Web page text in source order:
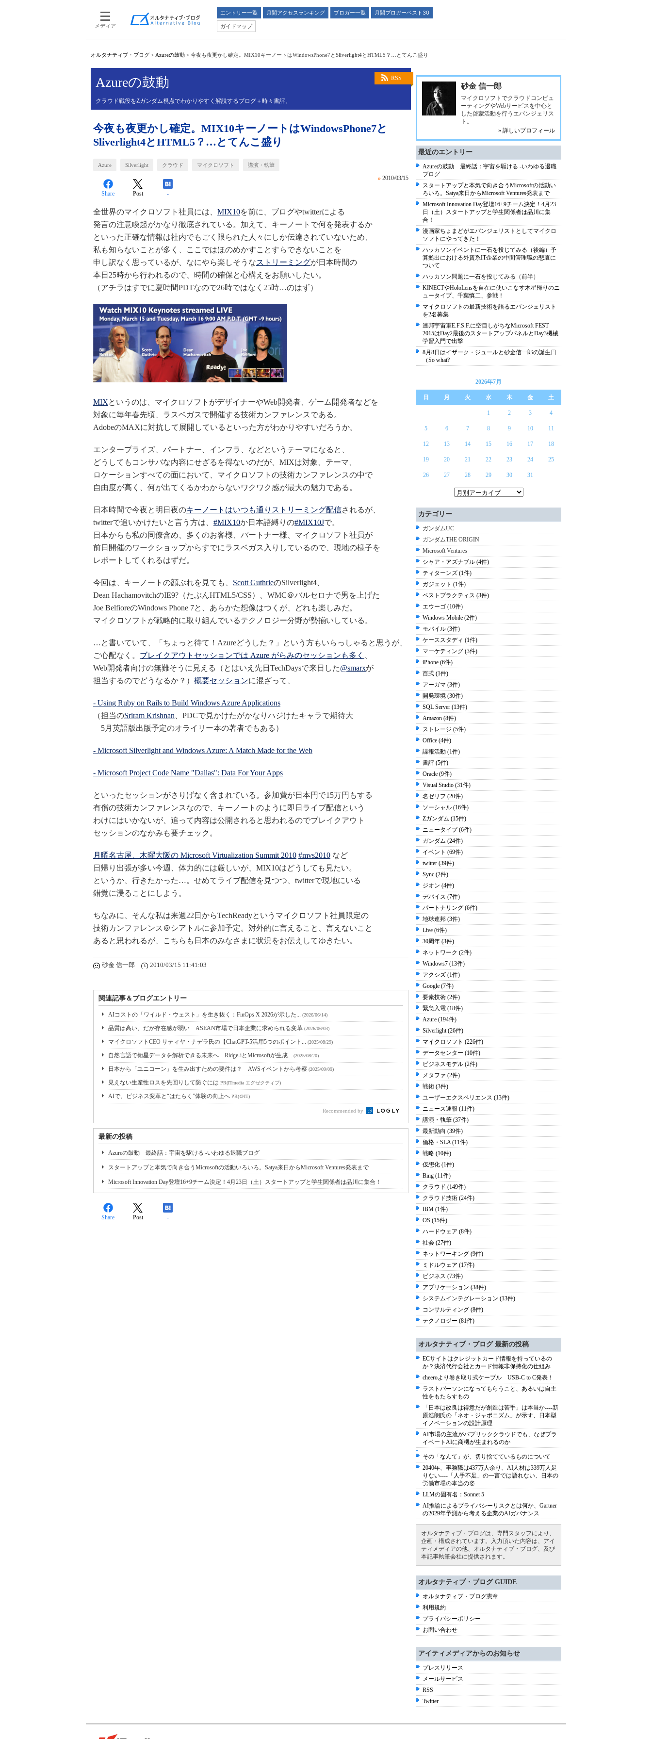
メディア
エントリー一覧 月間アクセスランキング ブロガー一覧
月間ブロガーベスト30
ガイドマップ
オルタナティブ・ブログ > Azureの鼓動 > 今夜も夜更かし確定。MIX10キーノートはWindowsPhone7とSliverlight4とHTML5？…とてんこ盛り
RSS
Azureの鼓動
クラウド戦役をZガンダム視点でわかりやすく解説するブログ＋時々書評。
今夜も夜更かし確定。MIX10キーノートはWindowsPhone7と
Sliverlight4とHTML5？…とてんこ盛り
Azure Silverlight クラウド マイクロソフト 講演・執筆
» 2010/03/15
Share Post -
全世界のマイクロソフト社員には、 MIX10を前に、ブログやtwitterによる
発言の注意喚起がかなり徹底されている。加えて、キーノートで何を発表するか
といった正確な情報は社内でもごく限られた人々にしか伝達されていないため、
私も知らないことが多く、ここではほのめかすことすらできないことを
申し訳なく思っているが、なにやら楽しそうなストリーミングが日本時間の
本日25時から行われるので、時間の確保と心構えをお願いしたい。
（アチラはすでに夏時間PDTなので26時ではなく25時…のはず）
MIXというのは、マイクロソフトがデザイナーやWeb開発者、ゲーム開発者などを
対象に毎年春先頃、ラスベガスで開催する技術カンファレンスである。
AdobeのMAXに対抗して展開しているといった方がわかりやすいだろうか。
エンタープライズ、パートナー、インフラ、などというテーマになると、
どうしてもコンサバな内容にせざるを得ないのだが、MIXは対象、テーマ、
ロケーションすべての面において、マイクロソフトの技術カンファレンスの中で
自由度が高く、何が出てくるかわからないワクワク感が最大の魅力である。
日本時間で今夜と明日夜のキーノートはいつも通りストリーミング配信されるが、
twitterで追いかけたいと言う方は、 #MIX10か日本語縛りの#MIX10Jで。
日本からも私の同僚含め、多くのお客様、パートナー様、マイクロソフト社員が
前日開催のワークショップからすでにラスベガス入りしているので、現地の様子を
レポートしてくれるはずだ。
今回は、キーノートの顔ぶれを見ても、 Scott GuthrieのSilverlight4、
Dean HachamovitchのIE9?（たぶんHTML5/CSS）、WMC＠バルセロナで男を上げた
Joe BelfioreのWindows Phone 7と、あらかた想像はつくが、どれも楽しみだ。
マイクロソフトが戦略的に取り組んでいるテクノロジー分野が勢揃いしている。
…と書いていて、「ちょっと待て！Azureどうした？」という方もいらっしゃると思うが、
ご心配なく。 ブレイクアウトセッションでは Azure がらみのセッションも多く
Web開発者向けの無難そうに見える（とはいえ先日TechDaysで来日した@smarxが
担当するのでどうなるか？） 概要セッションに混ざって、
- Using Ruby on Rails to Build Windows Azure Applications
（担当のSriram Krishnan 、PDCで見かけたがかなりハジけたキャラで期待大
5月英語版出版予定のオライリー本の著者でもある）
- Microsoft Silverlight and Windows Azure: A Match Made for the Web
- Microsoft Project Code Name "Dallas": Data For Your Apps
といったセッションがさりげなく含まれている。参加費が日本円で15万円もする
有償の技術カンファレンスなので、キーノートのように即日ライブ配信という
わけにはいかないが、追って内容は公開されると思われるのでブレイクアウト
セッションのなかみも要チェック。
月曜名古屋、木曜大阪の Microsoft Virtualization Summit 2010 #mvs2010 など
日帰り出張が多い今週、体力的には厳しいが、MIX10はどうしても見たい。
というか、行きたかった…。せめてライブ配信を見つつ、twitterで現地にいる
錯覚に浸ることにしよう。
ちなみに、そんな私は来週22日からTechReadyというマイクロソフト社員限定の
技術カンファレンス＠シアトルに参加予定。対外的に言えること、言えないこと
あると思われるが、こちらも日本のみなさまに状況をお伝えしてゆきたい。
砂金 信一郎 2010/03/15 11:41:03
関連記事＆ブログエントリー
AIコストの「ワイルド・ウェスト」を生き抜く：FinOps X 2026が示した... (2026/06/14)
品質は高い、だが存在感が弱い ASEAN市場で日本企業に求められる変革 (2026/06/03)
マイクロソフトCEO サティヤ・ナデラ氏の【ChatGPT-5活用5つのポイント... (2025/08/29)
自然言語で衛星データを解析できる未来へ Ridge-iとMicrosoftが生成... (2025/08/20)
日本から「ユニコーン」を生み出すための要件は？ AWSイベントから考察 (2025/09/09)
見えない生産性ロスを先回りして防ぐには PR(ITmedia エグゼクティブ)
AIで、ビジネス変革と“はたらく”体験の向上へ PR(＠IT)
Recommended by
最新の投稿
Azureの鼓動 最終話：宇宙を駆ける -いわゆる退職ブログ
スタートアップと本気で向き合うMicrosoftの活動いろいろ。Satya来日からMicrosoft Ventures発表まで
Microsoft Innovation Day登壇16+9チーム決定！4月23日（土）スタートアップと学生関係者は品川に集合！
Share Post -
砂金 信一郎
マイクロソフトでクラウドコンピュ
ーティングやWebサービスを中心と
した啓蒙活動を行うエバンジェリス
ト。
» 詳しいプロフィール
最近のエントリー
Azureの鼓動 最終話：宇宙を駆ける -いわゆる退職
ブログ
スタートアップと本気で向き合うMicrosoftの活動い
ろいろ。Satya来日からMicrosoft Ventures発表まで
Microsoft Innovation Day登壇16+9チーム決定！4月23
日（土）スタートアップと学生関係者は品川に集
合！
漫画家ちょまどがエバンジェリストとしてマイクロ
ソフトにやってきた！
ハッカソンイベントに一石を投じてみる（後編）予
算拠出における外資系IT企業の中間管理職の悲哀に
ついて
ハッカソン問題に一石を投じてみる（前半）
KINECTやHoloLensを自在に使いこなす木星帰りのニ
ュータイプ、千葉慎二、参戦！
マイクロソフトの最新技術を語るエバンジェリスト
を2名募集
連邦宇宙軍E.F.S.F.に空目しがちなMicrosoft FEST
2015はDay2最後のスタートアップパネルとDay3機械
学習入門で出撃
8月8日はイザーク・ジュールと砂金信一郎の誕生日
（So what?
2026年7月
日 月 火 水 木 金 土
1 2 3 4
5 6 7 8 9 10 11
12 13 14 15 16 17 18
19 20 21 22 23 24 25
26 27 28 29 30 31
カテゴリー
ガンダムUC
ガンダムTHE ORIGIN
Microsoft Ventures
シャア・アズナブル (4件)
ティターンズ (1件)
ガジェット (1件)
ベストプラクティス (3件)
エウーゴ (10件)
Windows Mobile (2件)
モバイル (3件)
ケーススタディ (1件)
マーケティング (3件)
iPhone (6件)
百式 (1件)
アーガマ (3件)
開発環境 (30件)
SQL Server (13件)
Amazon (8件)
ストレージ (5件)
Office (4件)
諜報活動 (1件)
書評 (5件)
Oracle (9件)
Visual Studio (31件)
名ゼリフ (20件)
ソーシャル (16件)
Zガンダム (15件)
ニュータイプ (6件)
ガンダム (24件)
イベント (69件)
twitter (39件)
Sync (2件)
ジオン (4件)
デバイス (7件)
パートナリング (6件)
地球連邦 (3件)
Live (6件)
30周年 (3件)
ネットワーク (2件)
Windows7 (13件)
アクシズ (1件)
Google (7件)
要素技術 (2件)
緊急入電 (18件)
Azure (194件)
Silverlight (26件)
マイクロソフト (226件)
データセンター (10件)
ビジネスモデル (2件)
メタファ (2件)
戦術 (3件)
ユーザーエクスペリエンス (13件)
ニュース速報 (11件)
講演・執筆 (37件)
最新動向 (39件)
価格・SLA (11件)
戦略 (10件)
仮想化 (1件)
Bing (11件)
クラウド (149件)
クラウド技術 (24件)
IBM (1件)
OS (15件)
ハードウェア (8件)
社会 (27件)
ネットワーキング (9件)
ミドルウェア (17件)
ビジネス (73件)
アプリケーション (38件)
システムインテグレーション (13件)
コンサルティング (8件)
テクノロジー (81件)
オルタナティブ・ブログ 最新の投稿
ECサイトはクレジットカード情報を持っているの
か？決済代行会社とカード情報非保持化の仕組み
cheeroより巻き取り式ケーブル USB-C to C発表！
ラストパーソンになってもらうこと、あるいは自主
性をもたらすもの
「日本は改良は得意だが創造は苦手」は本当か----新
原浩朗氏の「ネオ・ジャポニズム」が示す、日本型
イノベーションの設計原理
AI市場の主流がパブリッククラウドでも、なぜプラ
イベートAIに商機が生まれるのか
その「なんて」が、切り捨てているものについて
2040年、事務職は437万人余り、AI人材は339万人足
りない----「人手不足」の一言では語れない、日本の
労働市場の本当の姿
LLMの固有名：Sonnet 5
AI推論によるプライバシーリスクとは何か、Gartner
の2029年予測から考える企業のAIガバナンス
オルタナティブ・ブログは、専門スタッフにより、
企画・構成されています。入力頂いた内容は、アイ
ティメディアの他、オルタナティブ・ブログ、及び
本記事執筆会社に提供されます。
オルタナティブ・ブログ GUIDE
オルタナティブ・ブログ憲章
利用規約
プライバシーポリシー
お問い合わせ
アイティメディアからのお知らせ
プレスリリース
メールサービス
RSS
Twitter